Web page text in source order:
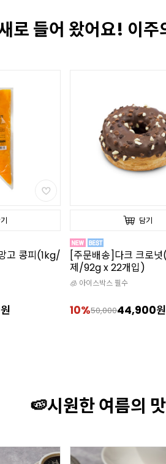
로 들어 왔어요! 이주
넛(냉동완
원
담기
판 젤라틴 골드(10장/
50%3,9901,990원
🍉시원한 여름의